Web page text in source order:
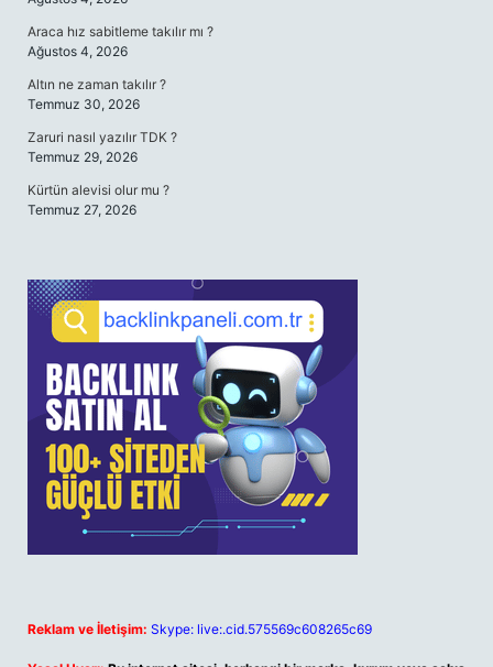
Araca hız sabitleme takılır mı ?
Ağustos 4, 2026
Altın ne zaman takılır ?
Temmuz 30, 2026
Zaruri nasıl yazılır TDK ?
Temmuz 29, 2026
Kürtün alevisi olur mu ?
Temmuz 27, 2026
Reklam ve İletişim: Skype: live:.cid.575569c608265c69